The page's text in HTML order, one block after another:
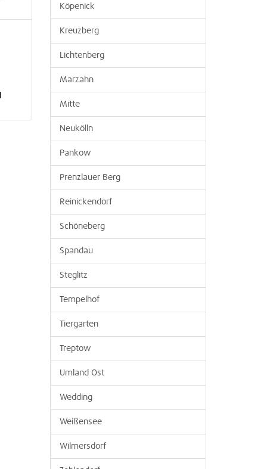
Köpenick
Kreuzberg
Lichtenberg
Marzahn
Mitte
Neukölln
Pankow
Prenzlauer Berg
Reinickendorf
Schöneberg
Spandau
Steglitz
Tempelhof
Tiergarten
Treptow
Umland Ost
Wedding
Weißensee
Wilmersdorf